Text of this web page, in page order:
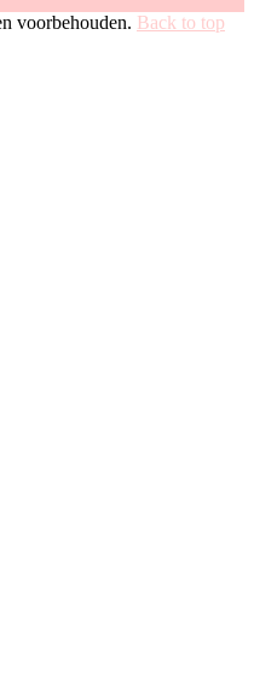
voorbehouden. Back to top